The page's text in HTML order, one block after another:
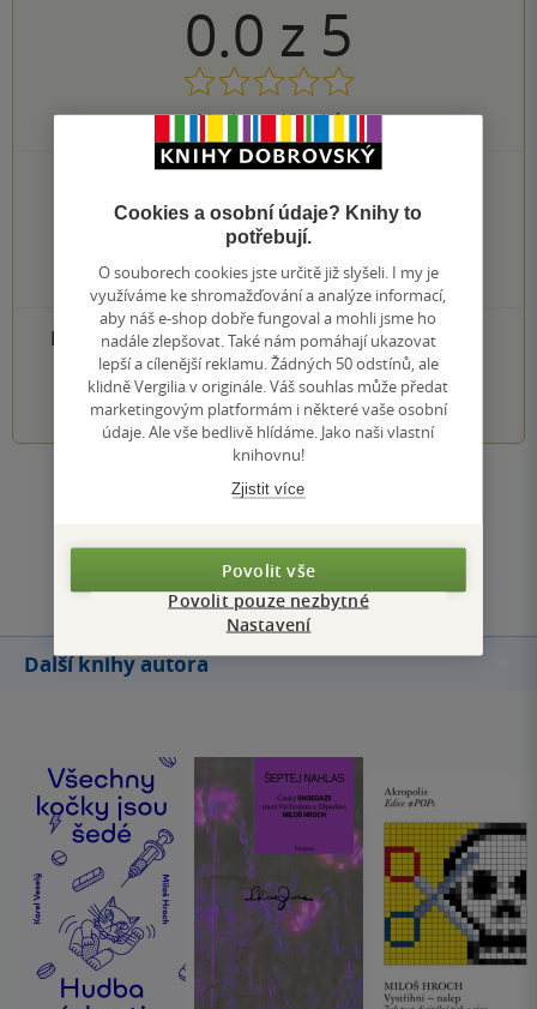
0.0 z 5
0hodnocení čtenářů
0×
4 hvězdičky
0×
3 hvězdičky
0×
1 hvezdička
PŘIDEJTE SVÉ HODNOCENÍ PRODUKTU
1 2 3 4 5
Zobrazit všechna hodnocení
Přidat hodnocení
Další knihy autora
Cookies a osobní údaje? Knihy to
potřebují.
O souborech cookies jste určitě již slyšeli. I my je
využíváme ke shromažďování a analýze informací,
aby náš e-shop dobře fungoval a mohli jsme ho
nadále zlepšovat. Také nám pomáhají ukazovat
lepší a cílenější reklamu. Žádných 50 odstínů, ale
klidně Vergilia v originále. Váš souhlas může předat
marketingovým platformám i některé vaše osobní
údaje. Ale vše bedlivě hlídáme. Jako naši vlastní
knihovnu!
Zjistit více
Povolit vše
Povolit pouze nezbytné
Nastavení